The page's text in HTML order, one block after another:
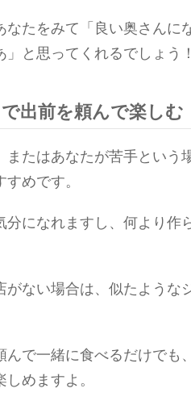
たをみて「良い奥さんに
と思ってくれるでしょう！
出前を頼んで楽しむ
またはあなたが苦手という
めです。
分になれますし、何より作
がない場合は、似たような
んで一緒に食べるだけでも
めますよ。